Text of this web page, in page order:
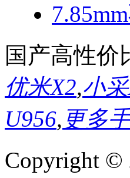
国产高性价
优米X2,小
U956, 更多
Copyright